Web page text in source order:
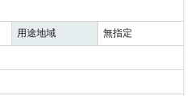
用途地域
無指定